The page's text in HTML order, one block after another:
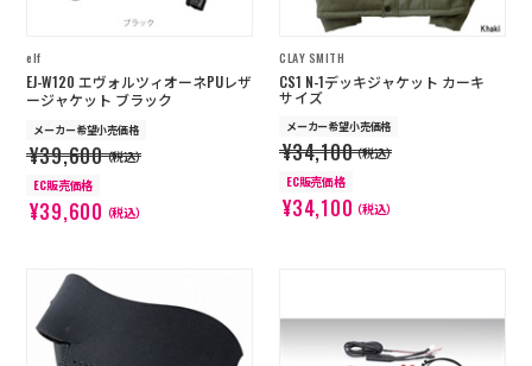
elf
EJ-W120 エヴォルツィオーネPUレザ
ージャケット ブラック
メーカー希望小売価格
¥39,600（税込）
EC販売価格
¥39,600（税込）
CLAY SMITH
CS1 N-1デッキジャケット カーキ
サイズ
メーカー希望小売価格
¥34,100（税込）
EC販売価格
¥34,100（税込）